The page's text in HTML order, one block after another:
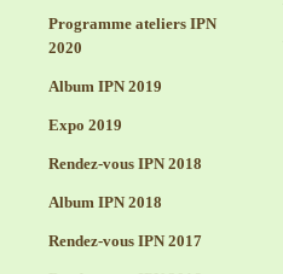
Programme ateliers IPN
2020
Album IPN 2019
Expo 2019
Rendez-vous IPN 2018
Album IPN 2018
Rendez-vous IPN 2017